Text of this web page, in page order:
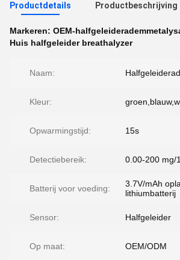
Productdetails Productbeschrijving
Markeren: OEM-
Huis halfgeleider breathalyzer
Naam:
Kleur:
Opwarmingstijd: 15s
Detectiebereik: 0.00-200 mg/
Batterij voor voeding:
3.7V/mAh
lithiumbatterij
Sensor: Halfgeleider
Op maat: OEM/ODM